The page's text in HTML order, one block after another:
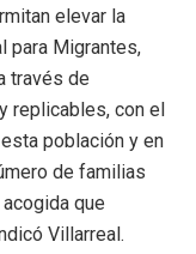
elevar la
para Migrantes,
través de
replicables, con el
población y en
de familias
que
Villarreal.